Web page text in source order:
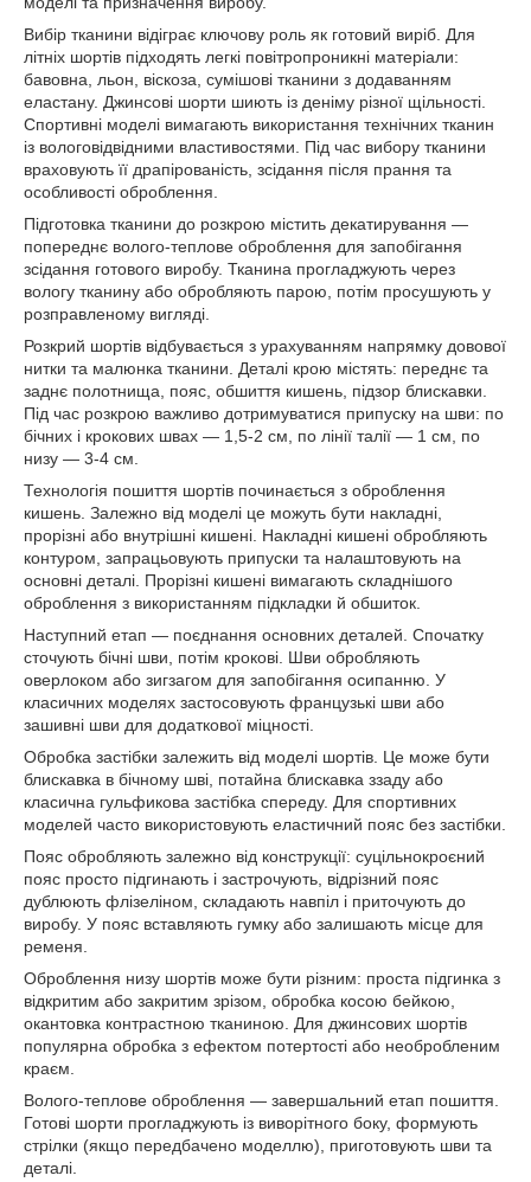
Вибір тканини відіграє ключову роль як готовий виріб. Для
літніх шортів підходять легкі повітропроникні матеріали:
бавовна, льон, віскоза, сумішові тканини з додаванням
еластану. Джинсові шорти шиють із деніму різної щільності.
Спортивні моделі вимагають використання технічних тканин
із вологовідвідними властивостями. Під час вибору тканини
враховують її драпірованість, зсідання після прання та
особливості оброблення.
Підготовка тканини до розкрою містить декатирування —
попереднє волого-теплове оброблення для запобігання
зсідання готового виробу. Тканина прогладжують через
вологу тканину або обробляють парою, потім просушують у
розправленому вигляді.
Розкрий шортів відбувається з урахуванням напрямку довової
нитки та малюнка тканини. Деталі крою містять: переднє та
заднє полотнища, пояс, обшиття кишень, підзор блискавки.
Під час розкрою важливо дотримуватися припуску на шви: по
бічних і крокових швах — 1,5-2 см, по лінії талії — 1 см, по
низу — 3-4 см.
Технологія пошиття шортів починається з оброблення
кишень. Залежно від моделі це можуть бути накладні,
прорізні або внутрішні кишені. Накладні кишені обробляють
контуром, запрацьовують припуски та налаштовують на
основні деталі. Прорізні кишені вимагають складнішого
оброблення з використанням підкладки й обшиток.
Наступний етап — поєднання основних деталей. Спочатку
сточують бічні шви, потім крокові. Шви обробляють
оверлоком або зигзагом для запобігання осипанню. У
класичних моделях застосовують французькі шви або
зашивні шви для додаткової міцності.
Обробка застібки залежить від моделі шортів. Це може бути
блискавка в бічному шві, потайна блискавка ззаду або
класична гульфикова застібка спереду. Для спортивних
моделей часто використовують еластичний пояс без застібки.
Пояс обробляють залежно від конструкції: суцільнокроєний
пояс просто підгинають і застрочують, відрізний пояс
дублюють флізеліном, складають навпіл і приточують до
виробу. У пояс вставляють гумку або залишають місце для
ременя.
Оброблення низу шортів може бути різним: проста підгинка з
відкритим або закритим зрізом, обробка косою бейкою,
окантовка контрастною тканиною. Для джинсових шортів
популярна обробка з ефектом потертості або необробленим
краєм.
Волого-теплове оброблення — завершальний етап пошиття.
Готові шорти прогладжують із виворітного боку, формують
стрілки (якщо передбачено моделлю), приготовують шви та
деталі.